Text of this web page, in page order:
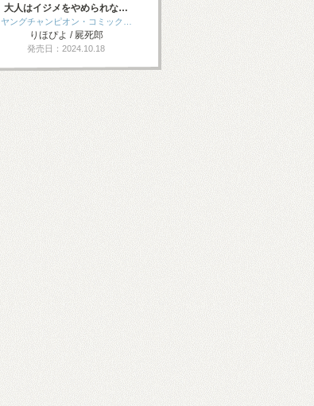
大人はイジメをやめられな…
ヤングチャンピオン・コミック…
りほぴよ / 屍死郎
発売日：2024.10.18